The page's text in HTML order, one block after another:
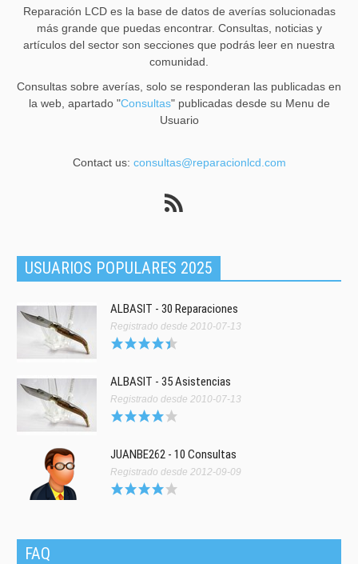
Reparación LCD es la base de datos de averías solucionadas
más grande que puedas encontrar. Consultas, noticias y
artículos del sector son secciones que podrás leer en nuestra
comunidad.
Consultas sobre averías, solo se responderan las publicadas en
la web, apartado "Consultas" publicadas desde su Menu de
Usuario
Contact us: consultas@reparacionlcd.com
USUARIOS POPULARES 2025
ALBASIT - 30 Reparaciones
Registrado desde 2010-07-13
ALBASIT - 35 Asistencias
Registrado desde 2010-07-13
JUANBE262 - 10 Consultas
Registrado desde 2012-09-09
FAQ